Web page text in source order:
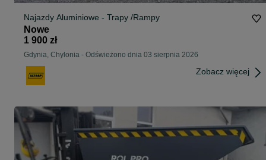
Najazdy Aluminiowe - Trapy /Rampy
Nowe
1 900 zł
Gdynia, Chylonia - Odświeżono dnia 03 sierpnia 2026
Zobacz więcej